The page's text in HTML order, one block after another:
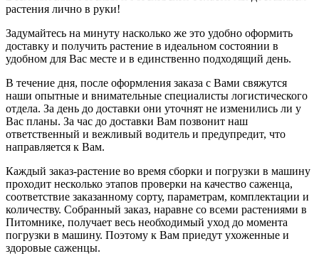
растения лично в руки!
Задумайтесь на минуту насколько же это удобно оформить
доставку и получить растение в идеальном состоянии в
удобном для Вас месте и в единственно подходящий день.
В течение дня, после оформления заказа с Вами свяжутся
наши опытные и внимательные специалисты логистического
отдела. За день до доставки они уточнят не изменились ли у
Вас планы. За час до доставки Вам позвонит наш
ответственный и вежливый водитель и предупредит, что
направляется к Вам.
Каждый заказ-растение во время сборки и погрузки в машину
проходит несколько этапов проверки на качество саженца,
соответствие заказанному сорту, параметрам, комплектации и
количеству. Собранный заказ, наравне со всеми растениями в
Питомнике, получает весь необходимый уход до момента
погрузки в машину. Поэтому к Вам приедут ухоженные и
здоровые саженцы.